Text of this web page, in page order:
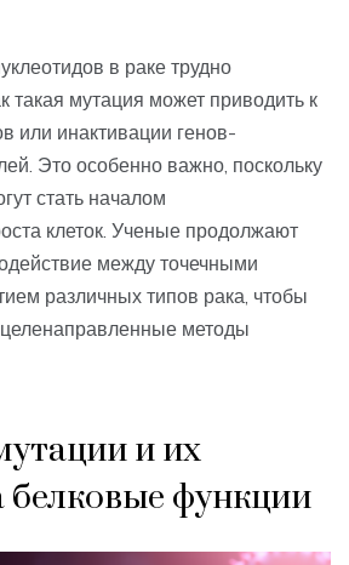
в раке трудно
такая мутация может приводить к
или инактивации генов-
Это особенно важно, поскольку
стать началом
клеток. Ученые продолжают
между точечными
различных типов рака, чтобы
методы
и их
белковые функции